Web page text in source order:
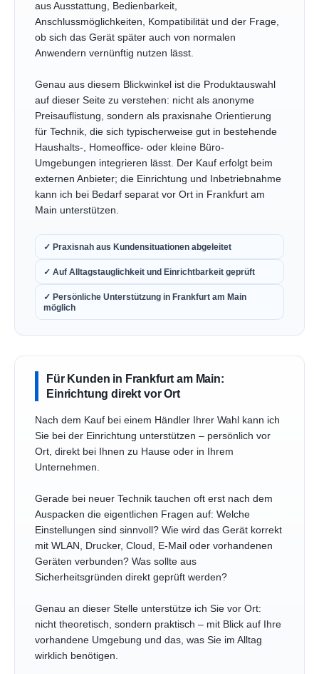
aus Ausstattung, Bedienbarkeit,
Anschlussmöglichkeiten, Kompatibilität und der Frage,
ob sich das Gerät später auch von normalen
Anwendern vernünftig nutzen lässt.
Genau aus diesem Blickwinkel ist die Produktauswahl
auf dieser Seite zu verstehen: nicht als anonyme
Preisauflistung, sondern als praxisnahe Orientierung
für Technik, die sich typischerweise gut in bestehende
Haushalts-, Homeoffice- oder kleine Büro-
Umgebungen integrieren lässt. Der Kauf erfolgt beim
externen Anbieter; die Einrichtung und Inbetriebnahme
kann ich bei Bedarf separat vor Ort in Frankfurt am
Main unterstützen.
✓ Praxisnah aus Kundensituationen abgeleitet
✓ Auf Alltagstauglichkeit und Einrichtbarkeit geprüft
✓ Persönliche Unterstützung in Frankfurt am Main
möglich
Für Kunden in Frankfurt am Main:
Einrichtung direkt vor Ort
Nach dem Kauf bei einem Händler Ihrer Wahl kann ich
Sie bei der Einrichtung unterstützen – persönlich vor
Ort, direkt bei Ihnen zu Hause oder in Ihrem
Unternehmen.
Gerade bei neuer Technik tauchen oft erst nach dem
Auspacken die eigentlichen Fragen auf: Welche
Einstellungen sind sinnvoll? Wie wird das Gerät korrekt
mit WLAN, Drucker, Cloud, E-Mail oder vorhandenen
Geräten verbunden? Was sollte aus
Sicherheitsgründen direkt geprüft werden?
Genau an dieser Stelle unterstütze ich Sie vor Ort:
nicht theoretisch, sondern praktisch – mit Blick auf Ihre
vorhandene Umgebung und das, was Sie im Alltag
wirklich benötigen.